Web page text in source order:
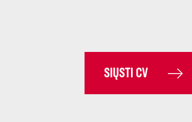
SIŲSTI CV